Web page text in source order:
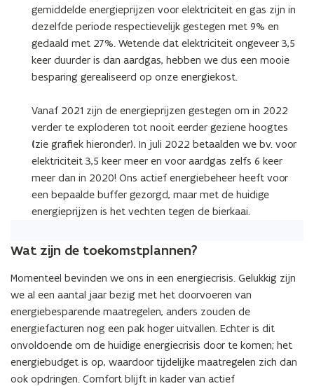
gemiddelde energieprijzen voor elektriciteit en gas zijn in
dezelfde periode respectievelijk gestegen met 9% en
gedaald met 27%. Wetende dat elektriciteit ongeveer 3,5
keer duurder is dan aardgas, hebben we dus een mooie
besparing gerealiseerd op onze energiekost.
Vanaf 2021 zijn de energieprijzen gestegen om in 2022
verder te exploderen tot nooit eerder geziene hoogtes
(zie grafiek hieronder). In juli 2022 betaalden we bv. voor
elektriciteit 3,5 keer meer en voor aardgas zelfs 6 keer
meer dan in 2020! Ons actief energiebeheer heeft voor
een bepaalde buffer gezorgd, maar met de huidige
energieprijzen is het vechten tegen de bierkaai.
Wat zijn de toekomstplannen?
Momenteel bevinden we ons in een energiecrisis. Gelukkig zijn
we al een aantal jaar bezig met het doorvoeren van
energiebesparende maatregelen, anders zouden de
energiefacturen nog een pak hoger uitvallen. Echter is dit
onvoldoende om de huidige energiecrisis door te komen; het
energiebudget is op, waardoor tijdelijke maatregelen zich dan
ook opdringen. Comfort blijft in kader van actief